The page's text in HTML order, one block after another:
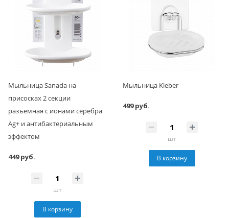
Мыльница Sanada на
присосках 2 секции
разъемная с ионами серебра
Ag+ и антибактериальным
эффектом
449 руб.
шт
В корзину
Мыльница Kleber
499 руб.
шт
В корзину